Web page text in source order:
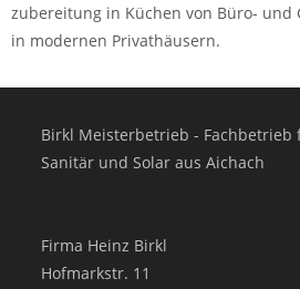
zubereitung in Küchen von Büro- und
in modernen Privathäusern.
Birkl Meisterbetrieb - Fachbetrieb
Sanitär und Solar aus Aichach
Firma Heinz Birkl
Hofmarkstr. 11